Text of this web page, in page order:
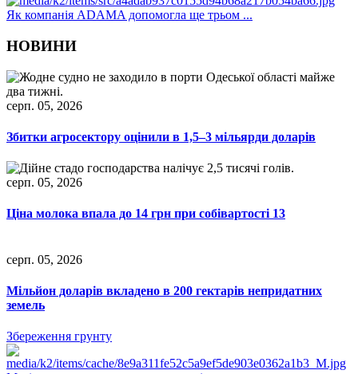
Як компанія ADAMA допомогла ще трьом ...
НОВИНИ
серп. 05, 2026
Збитки агросектору оцінили в 1,5–3 мільярди доларів
серп. 05, 2026
Ціна молока впала до 14 грн при собівартості 13
серп. 05, 2026
Мільйон доларів вкладено в 200 гектарів непридатних
земель
Збереження грунту